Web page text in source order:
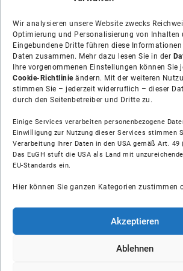
Wir analysieren unsere Website zwecks
Optimierung und Personalisierung von Inhalten
Eingebundene Dritte führen diese
Daten zusammen. Mehr dazu lesen Sie in der
Ihre vorgenommenen Einstellungen können Sie
Cookie-Richtlinieändern. Mit der weiteren
stimmen Sie – jederzeit widerruflich – dieser
durch den Seitenbetreiber und Dritte zu.
Einige Services verarbeiten personenbezogene
Einwilligung zur Nutzung dieser Services stimmen
Verarbeitung Ihrer Daten in den USA gemäß Art. 49
Das EuGH stuft die USA als Land mit
EU-Standards ein.
Hier können Sie ganzen Kategorien zustimmen
Akzeptieren
Ablehnen
Über uns